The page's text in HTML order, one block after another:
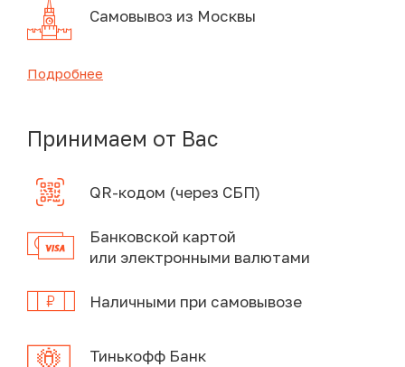
Самовывоз из Москвы
Подробнее
Принимаем от Вас
QR-кодом (через СБП)
Банковской картой
или электронными валютами
Наличными при самовывозе
Тинькофф Банк